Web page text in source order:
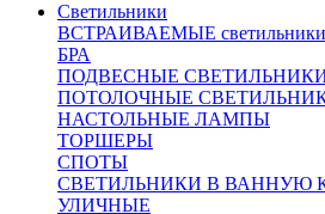
Светильники
ВСТРАИВАЕМЫЕ светильники
БРА
ПОДВЕСНЫЕ
ПОТОЛОЧНЫЕ
НАСТОЛЬНЫЕ ЛАМПЫ
ТОРШЕРЫ
СПОТЫ
СВЕТИЛЬНИКИ В ВАННУЮ
УЛИЧНЫЕ